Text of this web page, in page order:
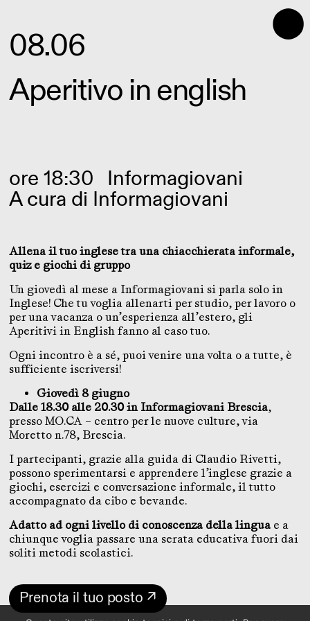
⬤
08.06
Aperitivo in english
ore 18:30 Informagiovani
A cura di Informagiovani
Allena il tuo inglese tra una chiacchierata informale,
quiz e giochi di gruppo
Un giovedì al mese a Informagiovani si parla solo in
Inglese! Che tu voglia allenarti per studio, per lavoro o
per una vacanza o un’esperienza all’estero, gli
Aperitivi in English fanno al caso tuo.
Ogni incontro è a sé, puoi venire una volta o a tutte, è
sufficiente iscriversi!
Giovedì 8 giugno
Dalle 18.30 alle 20.30 in Informagiovani Brescia,
presso MO.CA – centro per le nuove culture, via
Moretto n.78, Brescia.
I partecipanti, grazie alla guida di Claudio Rivetti,
possono sperimentarsi e apprendere l’inglese grazie a
giochi, esercizi e conversazione informale, il tutto
accompagnato da cibo e bevande.
Adatto ad ogni livello di conoscenza della lingua e a
chiunque voglia passare una serata educativa fuori dai
soliti metodi scolastici.
Prenota il tuo posto ↗